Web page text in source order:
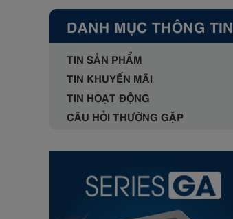
DANH MỤC THÔNG TIN
TIN SẢN PHẨM
TIN KHUYẾN MÃI
TIN HOẠT ĐỘNG
CÂU HỎI THƯỜNG GẶP